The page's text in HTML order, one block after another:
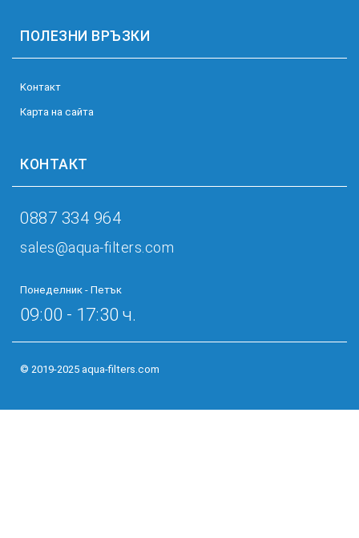
ПОЛЕЗНИ ВРЪЗКИ
Kонтакт
Карта на сайта
КОНТАКТ
0887 334 964
sales@aqua-filters.com
Понеделник - Петък
09:00 - 17:30 ч.
© 2019-2025 aqua-filters.com